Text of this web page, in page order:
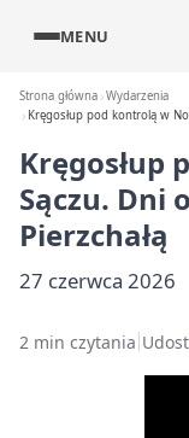
MENU
Strona główna Wydarzenia
Kręgosłup pod kontrolą w
Kręgosłup
Sączu. Dni
Pierzchałą
27 czerwca 2026
2 min czytania